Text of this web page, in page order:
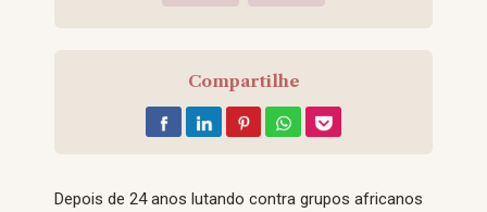
Compartilhe
Depois de 24 anos lutando contra grupos africanos